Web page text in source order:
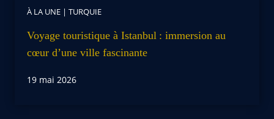
À LA UNE | TURQUIE
Voyage touristique à Istanbul : immersion au
cœur d’une ville fascinante
19 mai 2026